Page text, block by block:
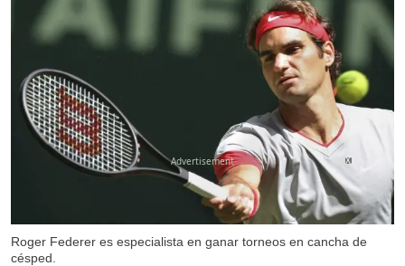
Roger Federer es especialista en ganar torneos en cancha de
césped.
X